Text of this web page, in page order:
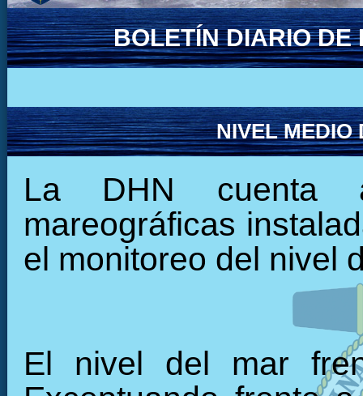
BOLETÍN DIARIO DE
NIVEL MEDIO
La DHN cuenta
mareográficas
el monitoreo del nivel
El nivel del mar